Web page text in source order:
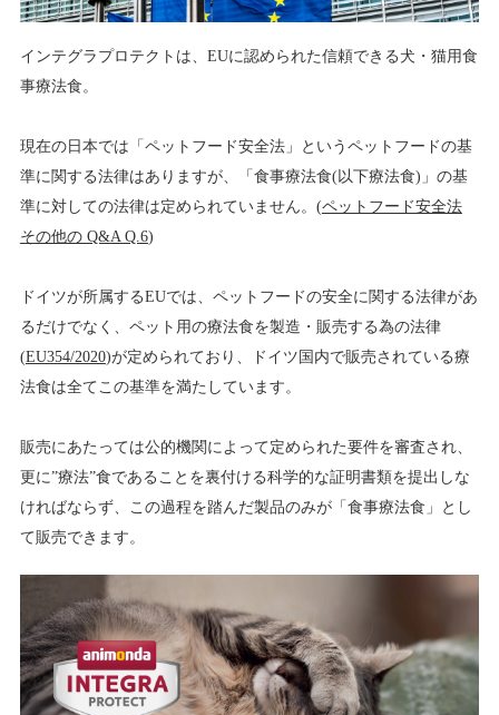
インテグラプロテクトは、EUに認められた信頼できる犬・猫用食
事療法食。
現在の日本では「ペットフード安全法」というペットフードの基
準に関する法律はありますが、「食事療法食(以下療法食)」の基
準に対しての法律は定められていません。(ペットフード安全法
その他の Q&A Q.6)
ドイツが所属するEUでは、ペットフードの安全に関する法律があ
るだけでなく、ペット用の療法食を製造・販売する為の法律
(EU354/2020)が定められており、ドイツ国内で販売されている療
法食は全てこの基準を満たしています。
販売にあたっては公的機関によって定められた要件を審査され、
更に”療法”食であることを裏付ける科学的な証明書類を提出しな
ければならず、この過程を踏んだ製品のみが「食事療法食」とし
て販売できます。